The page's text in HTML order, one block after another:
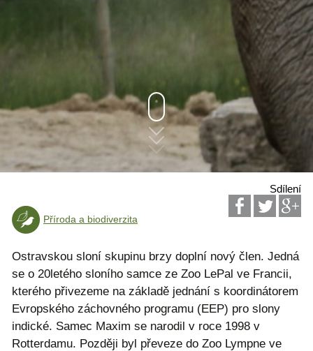
Sdílení
Příroda a biodiverzita
Ostravskou sloní skupinu brzy doplní nový člen. Jedná
se o 20letého sloního samce ze Zoo LePal ve Francii,
kterého přivezeme na základě jednání s koordinátorem
Evropského záchovného programu (EEP) pro slony
indické. Samec Maxim se narodil v roce 1998 v
Rotterdamu. Později byl převeze do Zoo Lympne ve